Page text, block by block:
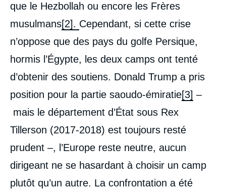
que le Hezbollah ou encore les Frères
musulmans[2]. Cependant, si cette crise
n’oppose que des pays du golfe Persique,
hormis l’Égypte, les deux camps ont tenté
d’obtenir des soutiens. Donald Trump a pris
position pour la partie saoudo-émiratie[3] –
mais le département d’État sous Rex
Tillerson (2017-2018) est toujours resté
prudent –, l’Europe reste neutre, aucun
dirigeant ne se hasardant à choisir un camp
plutôt qu’un autre. La confrontation a été